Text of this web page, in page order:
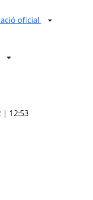
oficial
| 12:53